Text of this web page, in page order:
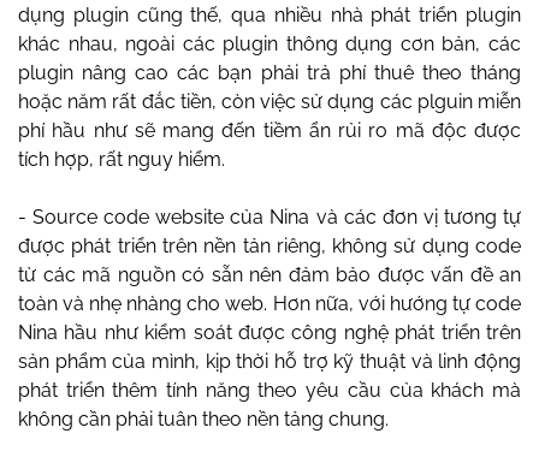
dụng plugin cũng thế, qua nhiều nhà phát triển plugin
khác nhau, ngoài các plugin thông dụng cơn bản, các
plugin nâng cao các bạn phải trả phí thuê theo tháng
hoặc năm rất đắc tiền, còn việc sử dụng các plguin miễn
phí hầu như sẽ mang đến tiềm ẩn rủi ro mã độc được
tích hợp, rất nguy hiểm.
- Source code website của Nina và các đơn vị tương tự
được phát triển trên nền tản riêng, không sử dụng code
từ các mã nguồn có sẵn nên đảm bảo được vấn đề an
toàn và nhẹ nhàng cho web. Hơn nữa, với hướng tự code
Nina hầu như kiểm soát được công nghệ phát triển trên
sản phẩm của mình, kịp thời hỗ trợ kỹ thuật và linh động
phát triển thêm tính năng theo yêu cầu của khách mà
không cần phải tuân theo nền tảng chung.